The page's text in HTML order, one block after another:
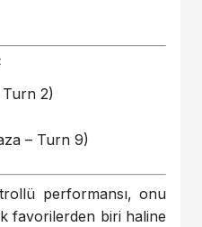
2)
– Turn 9)
performansı, onu
favorilerden biri haline